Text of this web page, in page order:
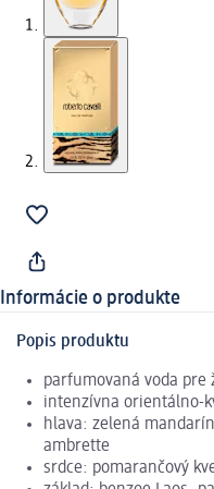
Informácie o produkte
Popis produktu
parfumovaná voda pre
intenzívna orientálno-
hlava: zelená
ambrette
srdce: pomarančový